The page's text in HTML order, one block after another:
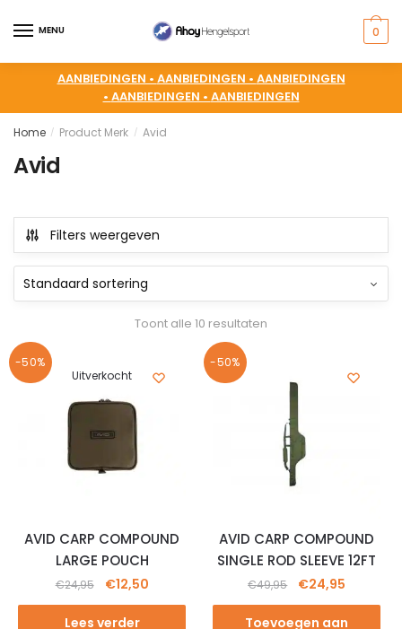
MENU 0
AANBIEDINGEN • AANBIEDINGEN • AANBIEDINGEN
• AANBIEDINGEN • AANBIEDINGEN
Home / Product Merk / Avid
Avid
Filters weergeven
Toont alle 10 resultaten
-50%
Uitverkocht
AVID CARP COMPOUND
LARGE POUCH
€24,95 €12,50
Lees verder
-50%
AVID CARP COMPOUND
SINGLE ROD SLEEVE 12FT
€49,95 €24,95
Toevoegen aan